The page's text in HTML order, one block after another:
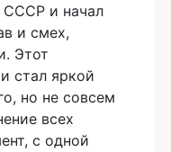
и начал
и смех,
Этот
стал яркой
но не совсем
всех
с одной